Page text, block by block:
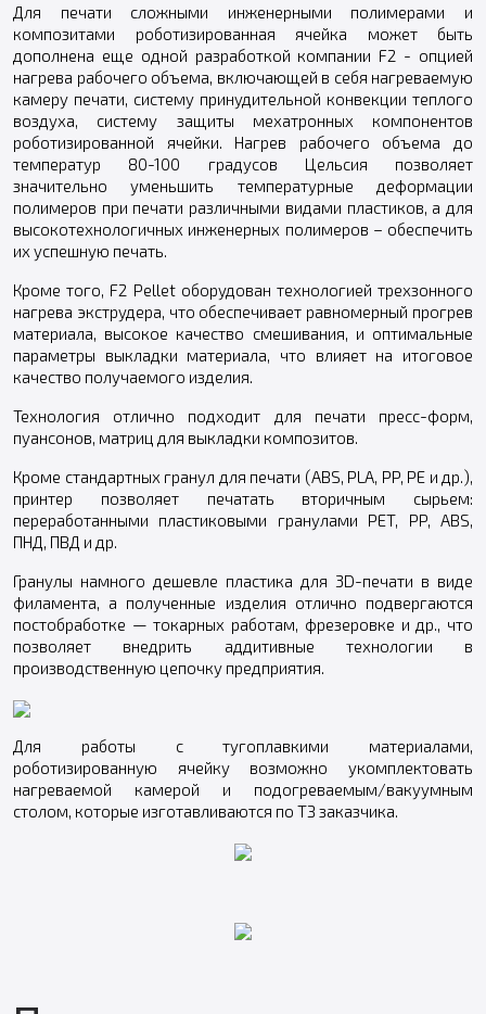
Для печати сложными инженерными полимерами и
композитами роботизированная ячейка может быть
дополнена еще одной разработкой компании F2 - опцией
нагрева рабочего объема, включающей в себя нагреваемую
камеру печати, систему принудительной конвекции теплого
воздуха, систему защиты мехатронных компонентов
роботизированной ячейки. Нагрев рабочего объема до
температур 80-100 градусов Цельсия позволяет
значительно уменьшить температурные деформации
полимеров при печати различными видами пластиков, а для
высокотехнологичных инженерных полимеров – обеспечить
их успешную печать.
Кроме того, F2 Pellet оборудован технологией трехзонного
нагрева экструдера, что обеспечивает равномерный прогрев
материала, высокое качество смешивания, и оптимальные
параметры выкладки материала, что влияет на итоговое
качество получаемого изделия.
Технология отлично подходит для печати пресс-форм,
пуансонов, матриц для выкладки композитов.
Кроме стандартных гранул для печати (ABS, PLA, PP, PE и др.),
принтер позволяет печатать вторичным сырьем:
переработанными пластиковыми гранулами PET, PP, ABS,
ПНД, ПВД и др.
Гранулы намного дешевле пластика для 3D-печати в виде
филамента, а полученные изделия отлично подвергаются
постобработке — токарных работам, фрезеровке и др., что
позволяет внедрить аддитивные технологии в
производственную цепочку предприятия.
Для работы с тугоплавкими материалами,
роботизированную ячейку возможно укомплектовать
нагреваемой камерой и подогреваемым/вакуумным
столом, которые изготавливаются по ТЗ заказчика.